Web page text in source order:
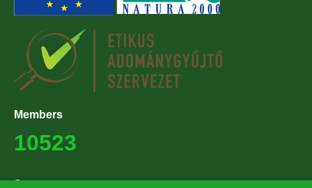
Members
10523
Supporters